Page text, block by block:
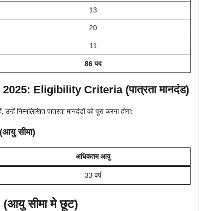
13
20
11
86 पद
Eligibility Criteria (पात्रता मानदंड)
निम्नलिखित पात्रता मानदंडों को पूरा करना होगा:
सीमा)
अधिकतम आयु
33 वर्ष
सीमा मे छूट)